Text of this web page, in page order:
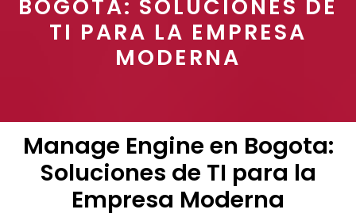
BOGOTA: SOLUCIONES DE
TI PARA LA EMPRESA
MODERNA
Manage Engine en Bogota:
Soluciones de TI para la
Empresa Moderna